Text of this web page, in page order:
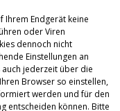
Ihrem Endgerät keine
oder Viren
dennoch nicht
Einstellungen an
jederzeit über die
Browser so einstellen,
werden und für den
entscheiden können. Bitte